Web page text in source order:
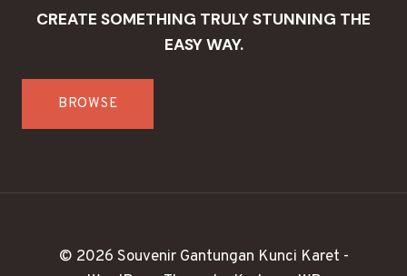
CREATE SOMETHING TRULY STUNNING THE
EASY WAY.
BROWSE
© 2026 Souvenir Gantungan Kunci Karet -